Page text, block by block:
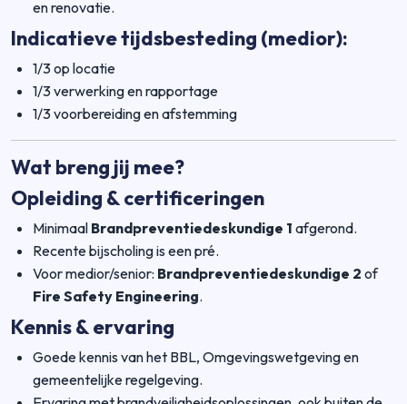
en renovatie.
Indicatieve tijdsbesteding (medior):
1/3 op locatie
1/3 verwerking en rapportage
1/3 voorbereiding en afstemming
Wat breng jij mee?
Opleiding & certificeringen
Minimaal Brandpreventiedeskundige 1 afgerond.
Recente bijscholing is een pré.
Voor medior/senior: Brandpreventiedeskundige 2 of
Fire Safety Engineering.
Kennis & ervaring
Goede kennis van het BBL, Omgevingswetgeving en
gemeentelijke regelgeving.